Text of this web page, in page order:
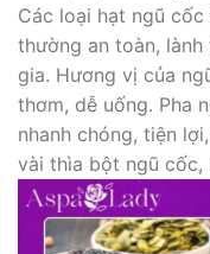
Các loại hạt ngũ
thường an toàn,
gia. Hương vị của
thơm, dễ uống. Pha
nhanh chóng, tiện
vài thìa bột ngũ cốc,